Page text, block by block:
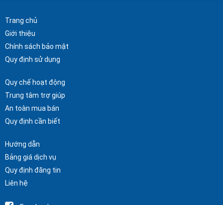
Trang chủ
Giới thiệu
Chính sách bảo mật
Quy định sử dụng
Quy chế hoạt động
Trung tâm trợ giúp
An toàn mua bán
Quy định cần biết
Hướng dẫn
Bảng giá dịch vụ
Quy định đăng tin
Liên hệ